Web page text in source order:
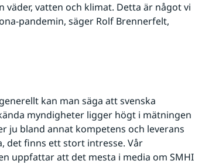
vatten och klimat. Detta är något vi
pandemin, säger Rolf Brennerfelt,
kan man säga att svenska
myndigheter ligger högt i mätningen
ju bland annat kompetens och leverans
det finns ett stort intresse. Vår
uppfattar att det mesta i media om SMHI